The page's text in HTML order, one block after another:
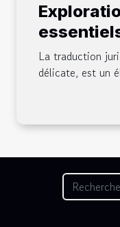
juridique
La traduction
délicate, est un